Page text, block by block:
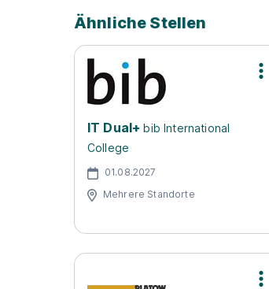
Ähnliche Stellen
IT Dual+ bib International
College
01.08.2027
Mehrere Standorte